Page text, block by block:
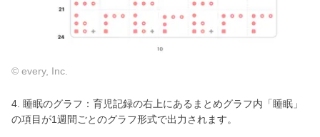
© every, Inc.
4. 睡眠のグラフ：育児記録の右上にあるまとめグラフ内「睡眠」
の項目が1週間ごとのグラフ形式で出力されます。